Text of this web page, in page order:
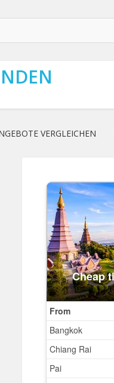
VERGLEICHEN